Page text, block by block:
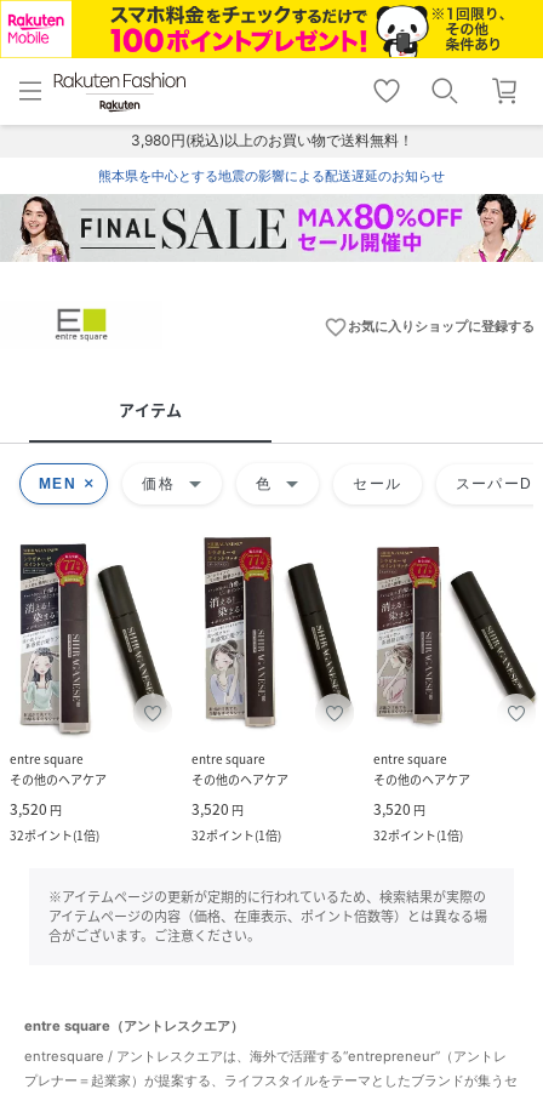
menu home
トップ
shopping_cart lock_outline
ログイン
3,980円(税込)以上のお買い物で送料無料！
熊本県を中心とする地震の影響による配送遅延のお知らせ
favorite_borderお気に入りショップに登録する
アイテム
MEN 価格 arrow_drop_down 色 arrow_drop_down セール スーパー
entre square
その他のヘアケア
3,520 円
32ポイント(1倍)
entre square
その他のヘアケア
3,520 円
32ポイント(1倍)
entre square
その他のヘアケア
3,520 円
32ポイント(1倍)
※アイテムページの更新が定期的に行われているため、検索結果が実際の
アイテムページの内容（価格、在庫表示、ポイント倍数等）とは異なる場
合がございます。ご注意ください。
entre square（アントレスクエア）
entresquare / アントレスクエアは、海外で活躍する“entrepreneur”（アントレ
プレナー＝起業家）が提案する、ライフスタイルをテーマとしたブランドが集うセ